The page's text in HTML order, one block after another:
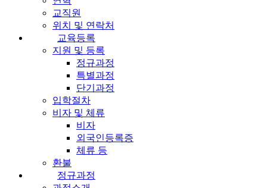
교직원
위치 및 연락처
교육등록
지원 및 등록
정규과정
특별과정
단기과정
입학절차
비자 및 체류
비자
외국인등록증
체류 등
환불
정규과정